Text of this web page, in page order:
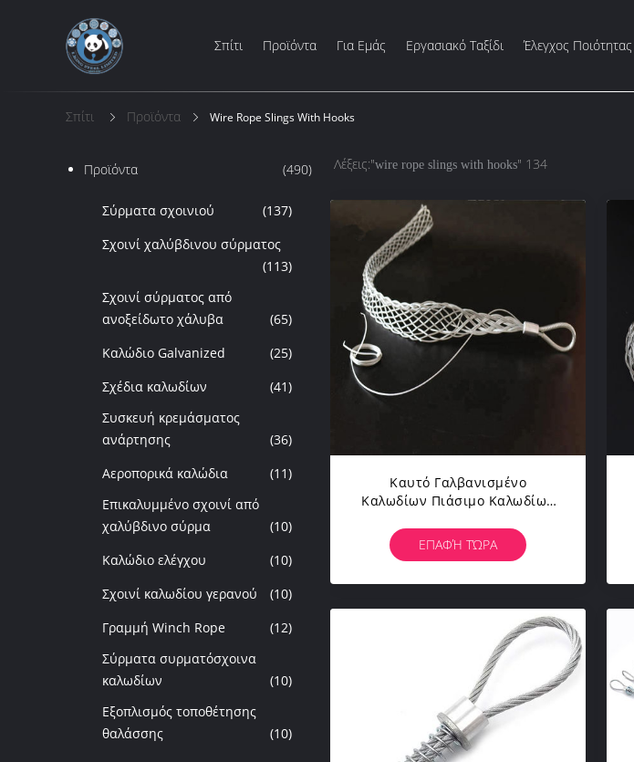
Σπίτι Προϊόντα Για Εμάς Εργασιακό Ταξίδι Έλεγχος Ποιότητας
Σπίτι Προϊόντα Wire Rope Slings With Hooks
Προϊόντα (490)
Σύρματα σχοινιού
(137)
Σχοινί χαλύβδινου σύρματος
(113)
Σχοινί σύρματος από
ανοξείδωτο χάλυβα
(65)
Καλώδιο Galvanized
(25)
Σχέδια καλωδίων
(41)
Συσκευή κρεμάσματος
ανάρτησης
(36)
Αεροπορικά καλώδια
(11)
Επικαλυμμένο σχοινί από
χαλύβδινο σύρμα
(10)
Καλώδιο ελέγχου
(10)
Σχοινί καλωδίου γερανού
(10)
Γραμμή Winch Rope
(12)
Σύρματα συρματόσχοινα
καλωδίων
(10)
Εξοπλισμός τοποθέτησης
θαλάσσης
(10)
Λέξεις:"wire rope slings with hooks" 134
Καυτό Γαλβανισμένο
Καλωδίων Πιάσιμο Καλωδίων
Σχοινιών Ενιαίο Δευτερεύον
Για Το Τράβηγμα Καλωδίων
ΕΠΑΦΉ ΤΏΡΑ